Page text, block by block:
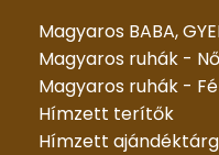
Magyaros BABA,
Magyaros ruhák -
Magyaros ruhák -
Hímzett terítők
Hímzett